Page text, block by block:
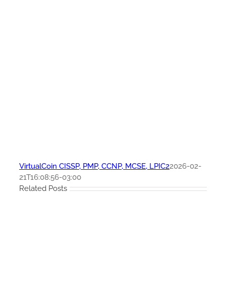
VirtualCoin CISSP, PMP, CCNP, MCSE, LPIC22026-02-
21T16:08:56-03:00
Related Posts